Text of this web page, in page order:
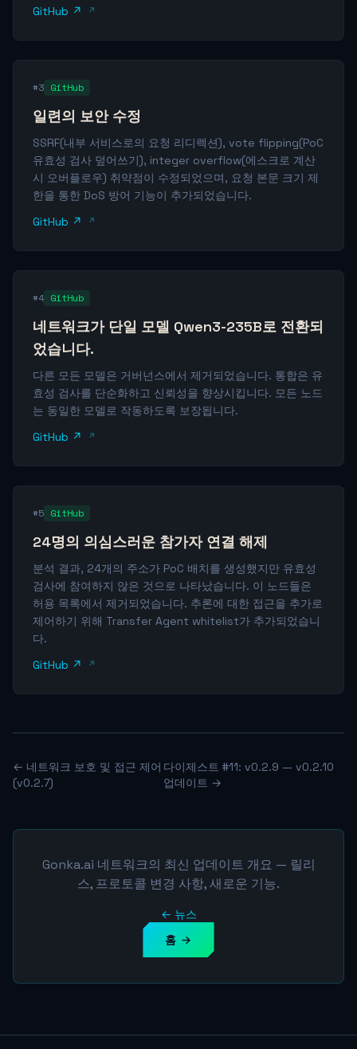
GitHub ↗
#3 GitHub
일련의 보안 수정
SSRF(내부 서비스로의 요청 리디렉션), vote flipping(PoC
유효성 검사 덮어쓰기), integer overflow(에스크로 계산
시 오버플로우) 취약점이 수정되었으며, 요청 본문 크기 제
한을 통한 DoS 방어 기능이 추가되었습니다.
GitHub ↗
#4 GitHub
네트워크가 단일 모델 Qwen3-235B로 전환되
었습니다.
다른 모든 모델은 거버넌스에서 제거되었습니다. 통합은 유
효성 검사를 단순화하고 신뢰성을 향상시킵니다. 모든 노드
는 동일한 모델로 작동하도록 보장됩니다.
GitHub ↗
#5 GitHub
24명의 의심스러운 참가자 연결 해제
분석 결과, 24개의 주소가 PoC 배치를 생성했지만 유효성
검사에 참여하지 않은 것으로 나타났습니다. 이 노드들은
허용 목록에서 제거되었습니다. 추론에 대한 접근을 추가로
제어하기 위해 Transfer Agent whitelist가 추가되었습니
다.
GitHub ↗
← 네트워크 보호 및 접근 제어
(v0.2.7)
다이제스트 #11: v0.2.9 — v0.2.10
업데이트 →
Gonka.ai 네트워크의 최신 업데이트 개요 — 릴리
스, 프로토콜 변경 사항, 새로운 기능.
← 뉴스
홈 →